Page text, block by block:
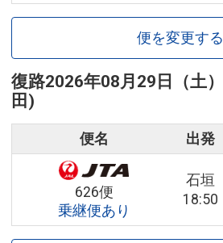
便を変更する
復路2026年08月29日（土）
田)
便名 出発
626便
乗継便あり
石垣
18:50